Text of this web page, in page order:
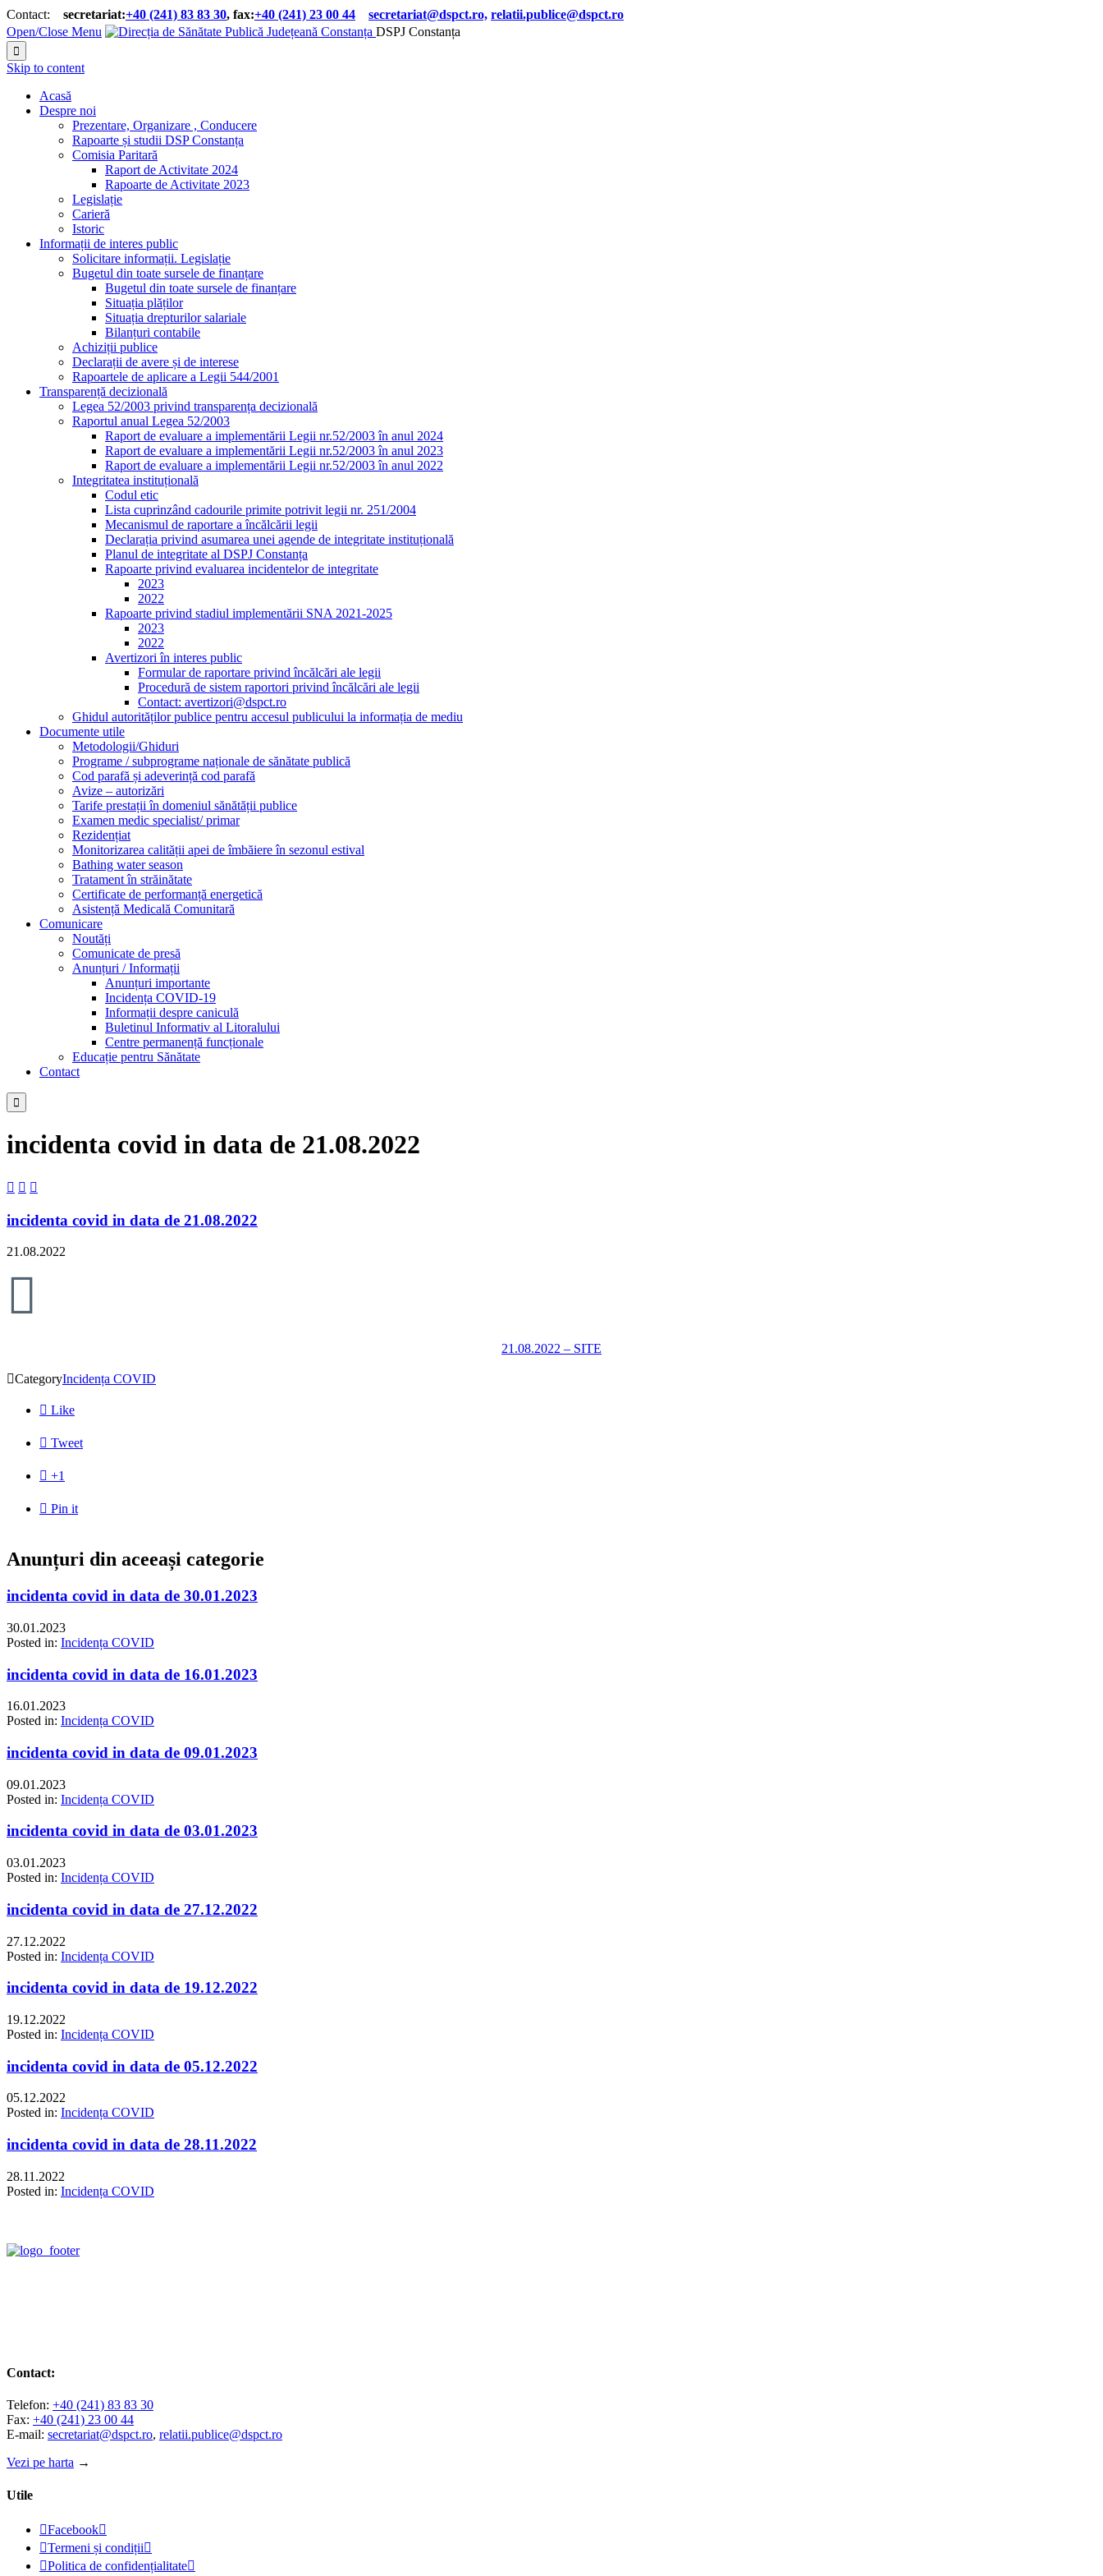
Contact: secretariat:+40 (241) 83 83 30, fax:+40 (241) 23 00 44 secretariat@dspct.ro, relatii.publice@dspct.ro
Open/Close Menu
DSPJ Constanța

Skip to content
Acasă
Despre noi
Prezentare, Organizare , Conducere
Rapoarte și studii DSP Constanța
Comisia Paritară
Raport de Activitate 2024
Rapoarte de Activitate 2023
Legislație
Carieră
Istoric
Informații de interes public
Solicitare informații. Legislație
Bugetul din toate sursele de finanțare
Bugetul din toate sursele de finanțare
Situația plăților
Situația drepturilor salariale
Bilanțuri contabile
Achiziții publice
Declarații de avere și de interese
Rapoartele de aplicare a Legii 544/2001
Transparență decizională
Legea 52/2003 privind transparența decizională
Raportul anual Legea 52/2003
Raport de evaluare a implementării Legii nr.52/2003 în anul 2024
Raport de evaluare a implementării Legii nr.52/2003 în anul 2023
Raport de evaluare a implementării Legii nr.52/2003 în anul 2022
Integritatea instituțională
Codul etic
Lista cuprinzând cadourile primite potrivit legii nr. 251/2004
Mecanismul de raportare a încălcării legii
Declarația privind asumarea unei agende de integritate instituțională
Planul de integritate al DSPJ Constanța
Rapoarte privind evaluarea incidentelor de integritate
2023
2022
Rapoarte privind stadiul implementării SNA 2021-2025
2023
2022
Avertizori în interes public
Formular de raportare privind încălcări ale legii
Procedură de sistem raportori privind încălcări ale legii
Contact: avertizori@dspct.ro
Ghidul autorităților publice pentru accesul publicului la informația de mediu
Documente utile
Metodologii/Ghiduri
Programe / subprograme naționale de sănătate publică
Cod parafă și adeverință cod parafă
Avize – autorizări
Tarife prestații în domeniul sănătății publice
Examen medic specialist/ primar
Rezidențiat
Monitorizarea calității apei de îmbăiere în sezonul estival
Bathing water season
Tratament în străinătate
Certificate de performanță energetică
Asistență Medicală Comunitară
Comunicare
Noutăți
Comunicate de presă
Anunțuri / Informații
Anunțuri importante
Incidența COVID-19
Informații despre caniculă
Buletinul Informativ al Litoralului
Centre permanență funcționale
Educație pentru Sănătate
Contact

incidenta covid in data de 21.08.2022
  
incidenta covid in data de 21.08.2022
21.08.2022

21.08.2022 – SITE
CategoryIncidența COVID
 Like
 Tweet
 +1
 Pin it
Anunțuri din aceeași categorie
incidenta covid in data de 30.01.2023
30.01.2023
Posted in: Incidența COVID
incidenta covid in data de 16.01.2023
16.01.2023
Posted in: Incidența COVID
incidenta covid in data de 09.01.2023
09.01.2023
Posted in: Incidența COVID
incidenta covid in data de 03.01.2023
03.01.2023
Posted in: Incidența COVID
incidenta covid in data de 27.12.2022
27.12.2022
Posted in: Incidența COVID
incidenta covid in data de 19.12.2022
19.12.2022
Posted in: Incidența COVID
incidenta covid in data de 05.12.2022
05.12.2022
Posted in: Incidența COVID
incidenta covid in data de 28.11.2022
28.11.2022
Posted in: Incidența COVID
Contact:
Telefon: +40 (241) 83 83 30
Fax: +40 (241) 23 00 44
E-mail: secretariat@dspct.ro, relatii.publice@dspct.ro
Vezi pe harta →
Utile
Facebook
Termeni și condiții
Politica de confidențialitate